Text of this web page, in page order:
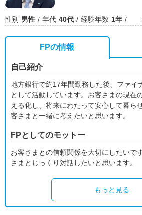
性別 男性 年代 40代 経験年数 1年
FPの情報
自己紹介
地方銀行で約17年間勤務した後、ファイ
として活動しています。お客さまの現在
える化し、将来にわたって安心して暮ら
客さまと一緒に考えたいと思います。
FPとしてのモットー
お客さまとの信頼関係を大切にしたいで
さまとじっくり対話したいと思います。
もっと見る